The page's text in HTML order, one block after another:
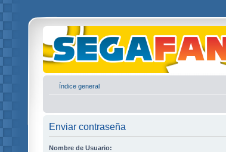
Índice general
Enviar contraseña
Nombre de Usuario: